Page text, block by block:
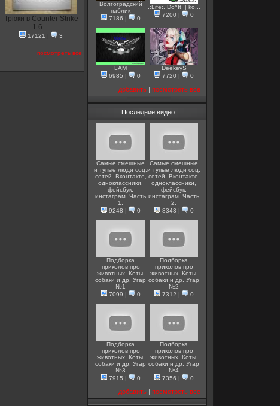
Трюки в Counter Strike
1.6
17121 | 3
посмотреть все
Волгоградский
паблик
7186 | 0
.:Life:. Do^It_| ko...
7200 | 0
LAM
6985 | 0
DeekeyS
7720 | 0
добавить | посмотреть все
Последние видео
Самые смешные
и тупые люди соц.
сетей. Вконтакте,
одноклассники,
фейсбук,
инстаграм. Часть
1.
9248 | 0
Самые смешные
и тупые люди соц.
сетей. Вконтакте,
одноклассники,
фейсбук,
инстаграм. Часть
2.
8343 | 0
Подборка
приколов про
животных. Коты,
собаки и др. Угар
№1
7099 | 0
Подборка
приколов про
животных. Коты,
собаки и др. Угар
№2
7312 | 0
Подборка
приколов про
животных. Коты,
собаки и др. Угар
№3
7915 | 0
Подборка
приколов про
животных. Коты,
собаки и др. Угар
№4
7356 | 0
добавить | посмотреть все